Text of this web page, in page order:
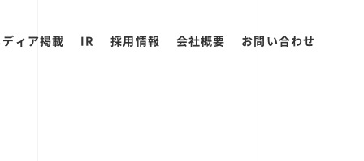
ィア掲載 IR 採用情報 会社概要 お問い合わせ